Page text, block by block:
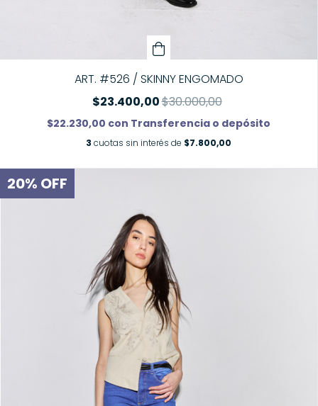
ART. #526 / SKINNY ENGOMADO
$23.400,00$30.000,00
$22.230,00 con Transferencia o depósito
3 cuotas sin interés de $7.800,00
20% OFF